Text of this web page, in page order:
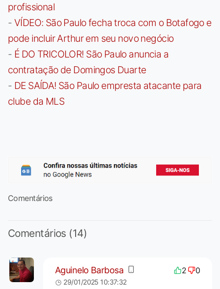
profissional
- VÍDEO: São Paulo fecha troca com o Botafogo e
pode incluir Arthur em seu novo negócio
- É DO TRICOLOR! São Paulo anuncia a
contratação de Domingos Duarte
- DE SAÍDA! São Paulo empresta atacante para
clube da MLS
Comentários
Comentários (14)
Aguinelo Barbosa 2 0
29/01/2025 10:37:32